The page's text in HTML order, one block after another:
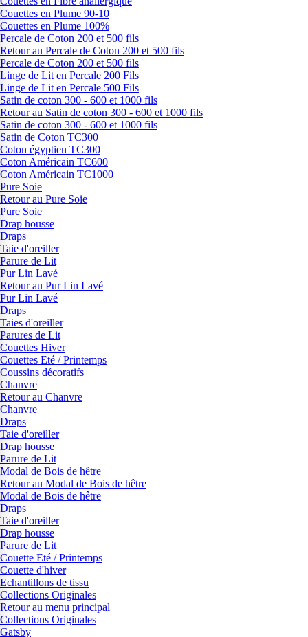
Couettes en Plume 90-10
Couettes en Plume 100%
Percale de Coton 200 et 500 fils
Retour au Percale de Coton 200 et 500 fils
Percale de Coton 200 et 500 fils
Linge de Lit en Percale 200 Fils
Linge de Lit en Percale 500 Fils
Satin de coton 300 - 600 et 1000 fils
Retour au Satin de coton 300 - 600 et 1000 fils
Satin de coton 300 - 600 et 1000 fils
Satin de Coton TC300
Coton égyptien TC300
Coton Américain TC600
Coton Américain TC1000
Pure Soie
Retour au Pure Soie
Pure Soie
Drap housse
Draps
Taie d'oreiller
Parure de Lit
Pur Lin Lavé
Retour au Pur Lin Lavé
Pur Lin Lavé
Draps
Taies d'oreiller
Parures de Lit
Couettes Hiver
Couettes Eté / Printemps
Coussins décoratifs
Chanvre
Retour au Chanvre
Chanvre
Draps
Taie d'oreiller
Drap housse
Parure de Lit
Modal de Bois de hêtre
Retour au Modal de Bois de hêtre
Modal de Bois de hêtre
Draps
Taie d'oreiller
Drap housse
Parure de Lit
Couette Eté / Printemps
Couette d'hiver
Echantillons de tissu
Collections Originales
Retour au menu principal
Collections Originales
Gatsby